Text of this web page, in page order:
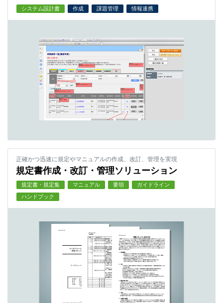
システム設計書 作成 課題管理 情報連携
正確かつ迅速に規定やマニュアルの作成、改訂、管理を実現
規定書作成・改訂・管理ソリューション
規定書・規定集 マニュアル 要領
ガイドライン
ハンドブック